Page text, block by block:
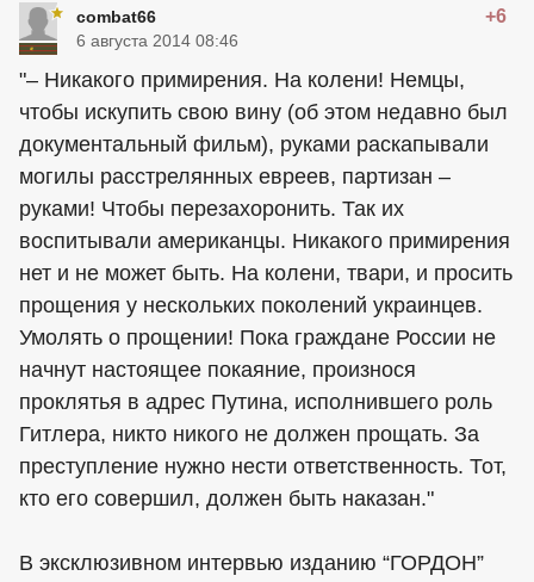
combat66 +6
6 августа 2014 08:46
"– Никакого примирения. На колени! Немцы,
чтобы искупить свою вину (об этом недавно был
документальный фильм), руками раскапывали
могилы расстрелянных евреев, партизан –
руками! Чтобы перезахоронить. Так их
воспитывали американцы. Никакого примирения
нет и не может быть. На колени, твари, и просить
прощения у нескольких поколений украинцев.
Умолять о прощении! Пока граждане России не
начнут настоящее покаяние, произнося
проклятья в адрес Путина, исполнившего роль
Гитлера, никто никого не должен прощать. За
преступление нужно нести ответственность. Тот,
кто его совершил, должен быть наказан."
В эксклюзивном интервью изданию “ГОРДОН”